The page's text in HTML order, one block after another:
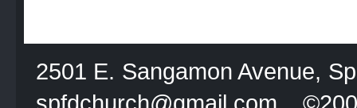
2501 E. Sangamon Avenue,
spfdchurch@gmail.com